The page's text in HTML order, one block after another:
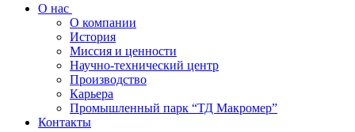
О нас
О компании
История
Миссия и ценности
Научно-технический центр
Производство
Карьера
Промышленный парк “ТД Макромер”
Контакты